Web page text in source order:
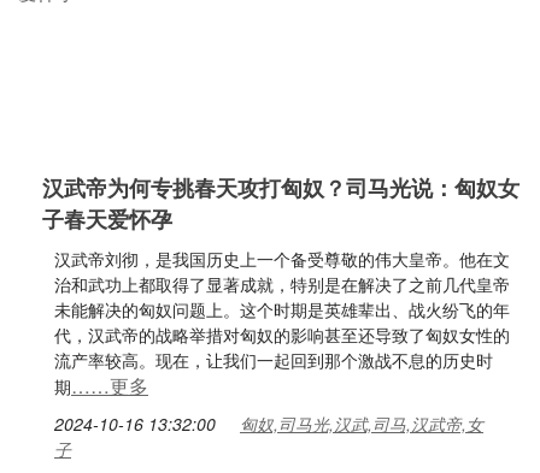
汉武帝为何专挑春天攻打匈奴？司马光说：匈奴女
子春天爱怀孕
汉武帝刘彻，是我国历史上一个备受尊敬的伟大皇帝。他在文
治和武功上都取得了显著成就，特别是在解决了之前几代皇帝
未能解决的匈奴问题上。这个时期是英雄辈出、战火纷飞的年
代，汉武帝的战略举措对匈奴的影响甚至还导致了匈奴女性的
流产率较高。现在，让我们一起回到那个激战不息的历史时
期……更多
2024-10-16 13:32:00
匈奴,司马光,汉武,司马,汉武帝,女
子